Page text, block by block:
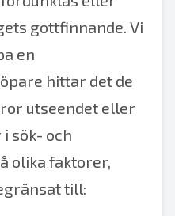
gottfinnande. Vi
en
hittar det de
utseendet eller
sök- och
olika faktorer,
till: